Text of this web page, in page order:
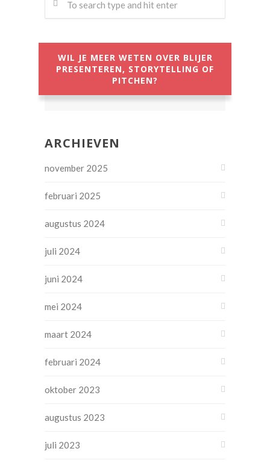
WIL JE MEER WETEN OVER BLIJER
PRESENTEREN, STORYTELLING OF
PITCHEN?
ARCHIEVEN
november 2025
februari 2025
augustus 2024
juli 2024
juni 2024
mei 2024
maart 2024
februari 2024
oktober 2023
augustus 2023
juli 2023